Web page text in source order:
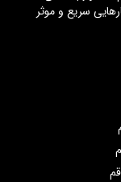
سریع و موثر